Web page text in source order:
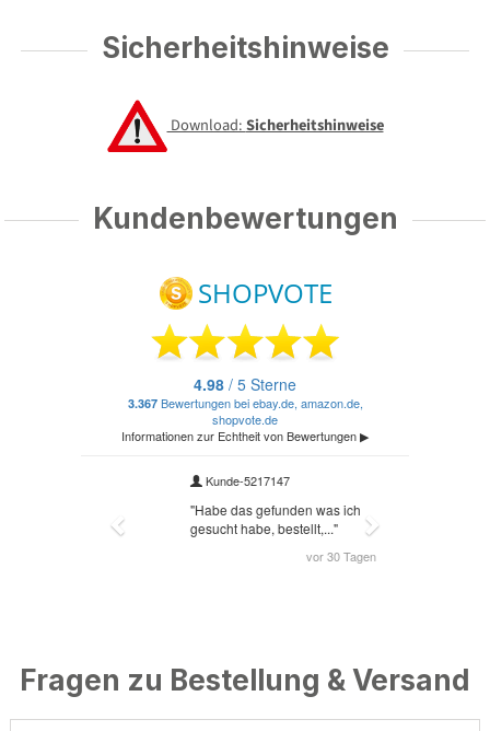
Sicherheitshinweise
Download:Sicherheitshinweise
Kundenbewertungen
Fragen zu Bestellung & Versand